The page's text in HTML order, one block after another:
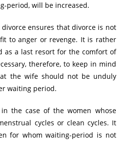
period, will be increased.
ensures that divorce is not
to anger or revenge. It is rather
as a last resort for the comfort of
therefore, to keep in mind
the wife should not be unduly
waiting period.
the case of the women whose
cycles or clean cycles. It
for whom waiting-period is not